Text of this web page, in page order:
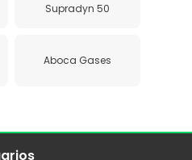
Supradyn 50
Aboca Gases